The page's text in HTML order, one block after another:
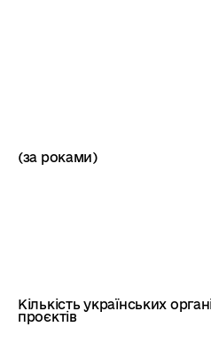
(за роками)
Кількість українських
проєктів